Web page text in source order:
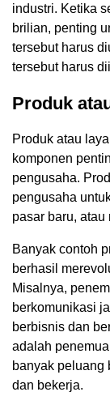
industri. Ketika
brilian, penting
tersebut harus
tersebut harus
Produk
Produk atau
komponen
pengusaha.
pengusaha
pasar baru,
Banyak contoh
berhasil
Misalnya,
berkomunikasi
berbisnis dan
adalah
banyak peluang
dan bekerja.